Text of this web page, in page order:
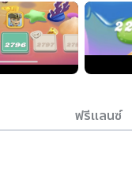
ฟรีแลนซ์